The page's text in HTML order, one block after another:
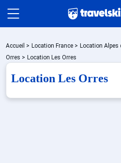
Packages
🚆Train de nuit
Accueil > Location France > Location Alpes
Orres > Location Les Orres
Location Les Orres